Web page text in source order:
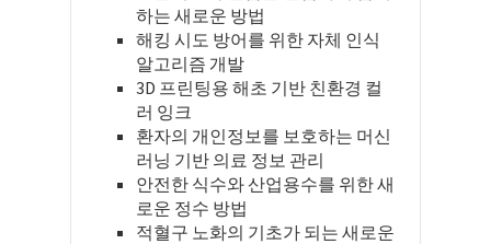
하는 새로운 방법
해킹 시도 방어를 위한 자체 인식
알고리즘 개발
3D 프린팅용 해초 기반 친환경 컬
러 잉크
환자의 개인정보를 보호하는 머신
러닝 기반 의료 정보 관리
안전한 식수와 산업용수를 위한 새
로운 정수 방법
적혈구 노화의 기초가 되는 새로운